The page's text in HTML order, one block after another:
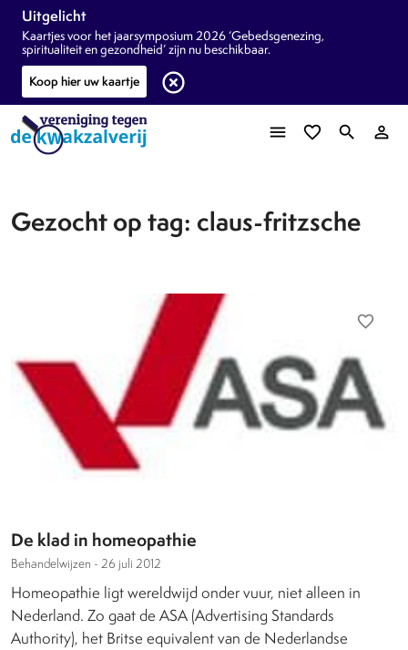
Uitgelicht
Kaartjes voor het jaarsymposium 2026 ‘Gebedsgenezing,
spiritualiteit en gezondheid’ zijn nu beschikbaar.
Koop hier uw kaartje
highlight_off
menu favorite_border search person_outline
Gezocht op tag: claus-fritzsche
favorite_border
De klad in homeopathie
Behandelwijzen - 26 juli 2012
Homeopathie ligt wereldwijd onder vuur, niet alleen in
Nederland. Zo gaat de ASA (Advertising Standards
Authority), het Britse equivalent van de Nederlandse